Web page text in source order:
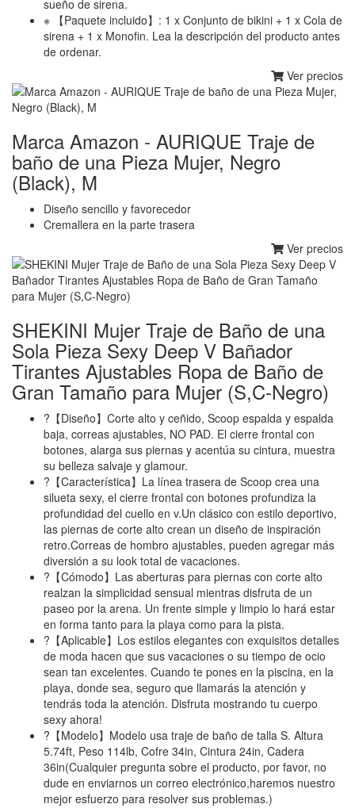
sueño de sirena.
※ 【Paquete incluido】: 1 x Conjunto de bikini + 1 x Cola de
sirena + 1 x Monofin. Lea la descripción del producto antes
de ordenar.
Ver precios
Marca Amazon - AURIQUE Traje de
baño de una Pieza Mujer, Negro
(Black), M
Diseño sencillo y favorecedor
Cremallera en la parte trasera
Ver precios
SHEKINI Mujer Traje de Baño de una
Sola Pieza Sexy Deep V Bañador
Tirantes Ajustables Ropa de Baño de
Gran Tamaño para Mujer (S,C-Negro)
?【Diseño】Corte alto y ceñido, Scoop espalda y espalda
baja, correas ajustables, NO PAD. El cierre frontal con
botones, alarga sus piernas y acentúa su cintura, muestra
su belleza salvaje y glamour.
?【Característica】La línea trasera de Scoop crea una
silueta sexy, el cierre frontal con botones profundiza la
profundidad del cuello en v.Un clásico con estilo deportivo,
las piernas de corte alto crean un diseño de inspiración
retro.Correas de hombro ajustables, pueden agregar más
diversión a su look total de vacaciones.
?【Cómodo】Las aberturas para piernas con corte alto
realzan la simplicidad sensual mientras disfruta de un
paseo por la arena. Un frente simple y limpio lo hará estar
en forma tanto para la playa como para la pista.
?【Aplicable】Los estilos elegantes con exquisitos detalles
de moda hacen que sus vacaciones o su tiempo de ocio
sean tan excelentes. Cuando te pones en la piscina, en la
playa, donde sea, seguro que llamarás la atención y
tendrás toda la atención. Disfruta mostrando tu cuerpo
sexy ahora!
?【Modelo】Modelo usa traje de baño de talla S. Altura
5.74ft, Peso 114lb, Cofre 34in, Cintura 24in, Cadera
36in(Cualquier pregunta sobre el producto, por favor, no
dude en enviarnos un correo electrónico,haremos nuestro
mejor esfuerzo para resolver sus problemas.)